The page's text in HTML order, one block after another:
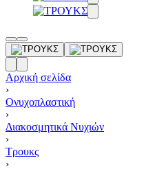
Αρχική σελίδα
›
Ονυχοπλαστική
›
Διακοσμητικά Νυχιών
›
Τρουκς
›